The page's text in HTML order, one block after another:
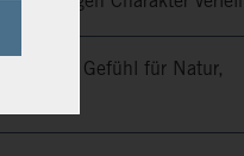
mit Gefühl für Natur,
Stil!